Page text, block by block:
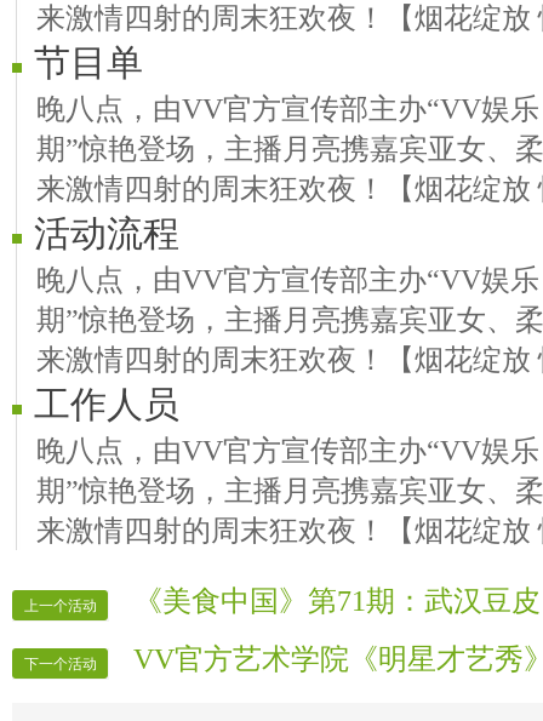
来激情四射的周末狂欢夜！【烟花绽放
节目单
晚八点，由VV官方宣传部主办“VV娱
期”惊艳登场，主播月亮携嘉宾亚女、
来激情四射的周末狂欢夜！【烟花绽放
活动流程
晚八点，由VV官方宣传部主办“VV娱
期”惊艳登场，主播月亮携嘉宾亚女、
来激情四射的周末狂欢夜！【烟花绽放
工作人员
晚八点，由VV官方宣传部主办“VV娱
期”惊艳登场，主播月亮携嘉宾亚女、
来激情四射的周末狂欢夜！【烟花绽放
上一个活动 《美食中国》第71期：武汉豆皮
下一个活动 VV官方艺术学院《明星才艺秀